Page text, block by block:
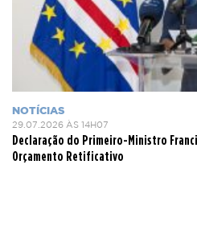
NOTÍCIAS
29.07.2026 ÀS 14H07
Declaração do Primeiro-Ministro
Orçamento Retificativo